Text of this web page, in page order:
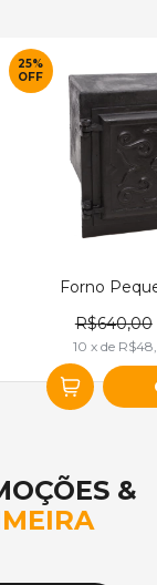
25%
OFF
Forno
R$640,00
10 x de
&